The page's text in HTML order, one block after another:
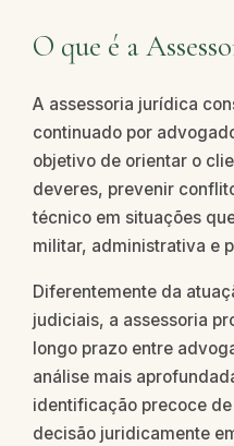
O que é a
A assessoria jurídica
continuado por
objetivo de orientar o
deveres, prevenir
técnico em situações
militar, administrativa e
Diferentemente da
judiciais, a assessoria
longo prazo entre
análise mais
identificação precoce
decisão juridicamente